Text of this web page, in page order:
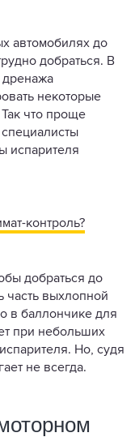
автомобилях до
добраться. В
дренажа
некоторые
что проще
специалисты
испарителя
контроль?
добраться до
часть выхлопной
в баллончике для
при небольших
Но, судя
не всегда.